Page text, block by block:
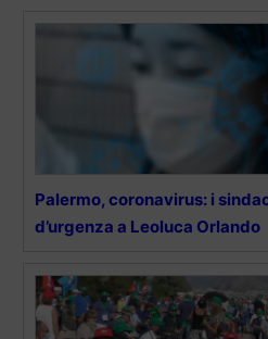
Palermo, coronavirus: i
d’urgenza a Leoluca Orlando